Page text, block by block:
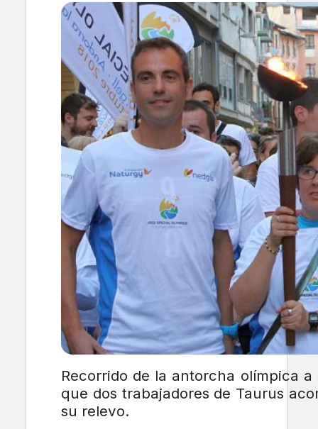
Recorrido de la antorcha olímpica
que dos trabajadores de Taurus
su relevo.